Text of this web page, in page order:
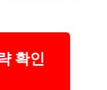
확인